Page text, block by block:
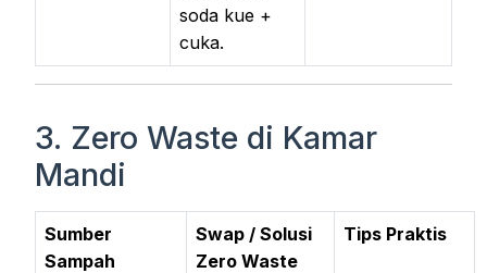
soda kue +
cuka.
3. Zero Waste di Kamar
Mandi
Sumber
Sampah
Swap / Solusi
Zero Waste
Tips Praktis